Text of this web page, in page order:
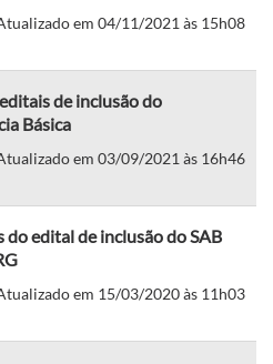
em 04/11/2021 às 15h08
de inclusão do
Básica
em 03/09/2021 às 16h46
edital de inclusão do SAB
em 15/03/2020 às 11h03